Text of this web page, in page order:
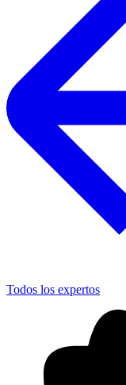
Todos los expertos